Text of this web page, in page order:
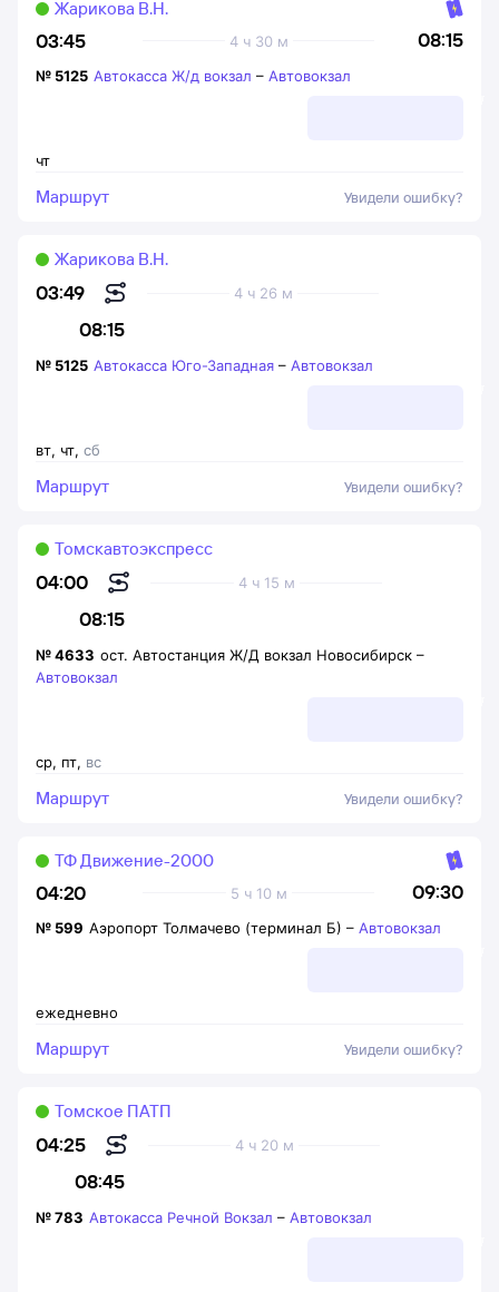
03:45 08:15
4 ч 30 м
Жарикова В.Н.
чт
№ 5125 Автокасса Ж/д вокзал – Автовокзал
Маршрут Увидели ошибку?
03:49
08:15
4 ч 26 м
Жарикова В.Н.
вт, чт, сб
№ 5125 Автокасса Юго-Западная – Автовокзал
Маршрут Увидели ошибку?
04:00
08:15
4 ч 15 м
Томскавтоэкспресс
ср, пт, вс
№4633 ост. Автостанция Ж/Д вокзал Новосибирск –
Автовокзал
Маршрут Увидели ошибку?
04:20 09:30
5 ч 10 м
ТФ Движение-2000
ежедневно
№ 599 Аэропорт Толмачево (терминал Б) – Автовокзал
Маршрут Увидели ошибку?
04:25
08:45
4 ч 20 м
Томское ПАТП
№783 Автокасса Речной Вокзал – Автовокзал